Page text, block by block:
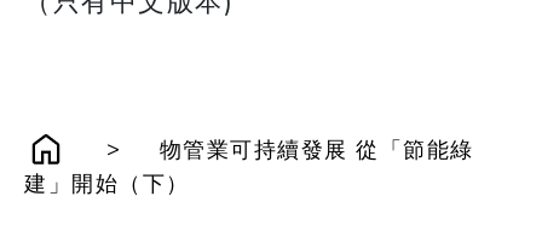
>
物管業可持續發展 從「節能綠
建」開始（下）